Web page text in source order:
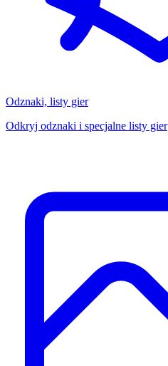
Odznaki, listy gier
Odkryj odznaki i specjalne listy gier